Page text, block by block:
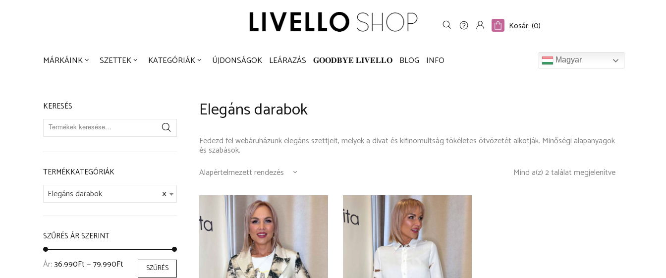
SZETTEK KATEGÓRIÁK ÚJDONSÁGOK LEÁRAZÁS
Kosár: (0)
MÁRKÁINK SZETTEK KATEGÓRIÁK ÚJDONSÁGOK LEÁRAZÁS 𝐆𝐎𝐎𝐃𝐁𝐘𝐄 𝐋𝐈𝐕𝐄𝐋𝐋𝐎 BLOG INFO Magyar
KERESÉS
TERMÉKKATEGÓRIÁK
×
Elegáns darabok
SZŰRÉS ÁR SZERINT
SZŰRÉS
Ár:36.990Ft—79.990Ft
Elegáns darabok
Fedezd fel webáruházunk elegáns szettjeit, melyek a divat és kifinomultság tökéletes ötvözetét alkotják. Minőségi alapanyagok
és szabások.
Mind a(z) 2 találat megjelenítve